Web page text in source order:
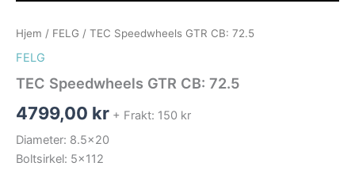
Hjem / FELG / TEC Speedwheels GTR CB: 72.5
FELG
TEC Speedwheels GTR CB: 72.5
4799,00 kr + Frakt: 150 kr
Diameter: 8.5×20
Boltsirkel: 5×112